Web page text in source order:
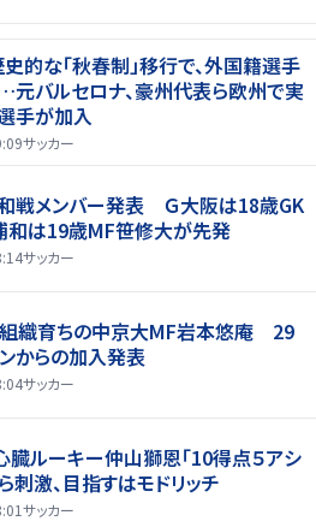
的な「秋春制」移行で、外国籍選手
バルセロナ、豪州代表ら欧州で実
手が加入
サッカー
和戦メンバー発表 Ｇ大阪は18歳GK
和は19歳MF笹修大が先発
サッカー
組織育ちの中京大MF岩本悠庵 29
からの加入発表
サッカー
臓ルーキー仲山獅恩「10得点５アシ
刺激、目指すはモドリッチ
サッカー